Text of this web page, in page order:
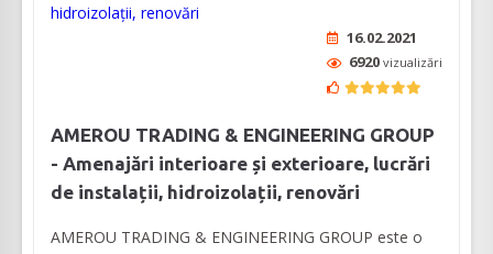
16.02.2021
6920 vizualizări
AMEROU TRADING & ENGINEERING GROUP
- Amenajări interioare și exterioare, lucrări
de instalații, hidroizolații, renovări
AMEROU TRADING & ENGINEERING GROUP este o